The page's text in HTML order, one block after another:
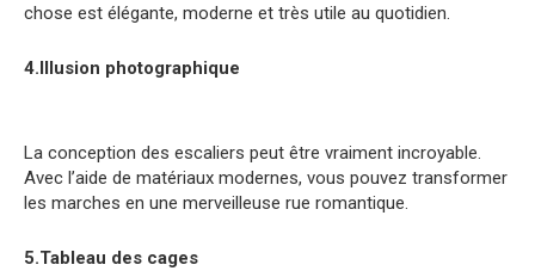
chose est élégante, moderne et très utile au quotidien.
4.Illusion photographique
La conception des escaliers peut être vraiment incroyable.
Avec l’aide de matériaux modernes, vous pouvez transformer
les marches en une merveilleuse rue romantique.
5.Tableau des cages